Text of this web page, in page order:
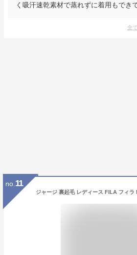
く吸汗速乾素材で蒸れずに着用もでき
全
no. 11